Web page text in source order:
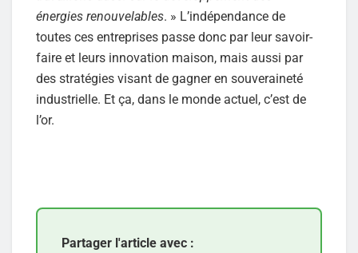
énergies renouvelables. » L’indépendance de
toutes ces entreprises passe donc par leur savoir-
faire et leurs innovation maison, mais aussi par
des stratégies visant de gagner en souveraineté
industrielle. Et ça, dans le monde actuel, c’est de
l’or.
Partager l'article avec :